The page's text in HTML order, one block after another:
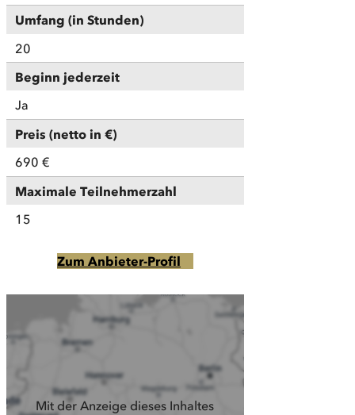
Umfang (in Stunden)
20
Beginn jederzeit
Ja
Preis (netto in €)
690 €
Maximale Teilnehmerzahl
15
Zum Anbieter-Profil
Mit der Anzeige dieses Inhaltes